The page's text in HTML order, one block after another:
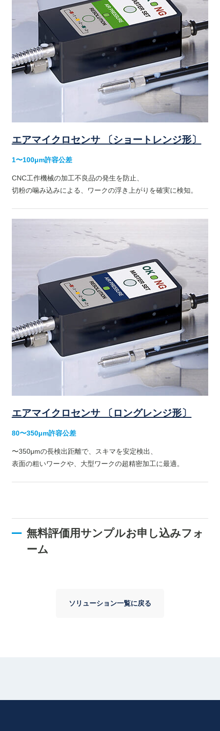
エアマイクロセンサ 〔ショートレンジ形〕
1〜100μm許容公差
CNC工作機械の加工不良品の発生を防止、
切粉の噛み込みによる、ワークの浮き上がりを確実に検知。
エアマイクロセンサ 〔ロングレンジ形〕
80〜350μm許容公差
〜350μmの長検出距離で、スキマを安定検出、
表面の粗いワークや、大型ワークの超精密加工に最適。
無料評価用サンプルお申し込みフォ
ーム
ソリューション一覧に戻る